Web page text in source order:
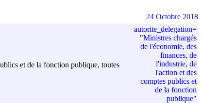
et de la fonction publique, toutes
autorite_delegation=
"Ministres chargés
de l'économie, des
finances, de
l'industrie, de
l'action et des
comptes publics et
de la fonction
publique"
24 Octobre 2018